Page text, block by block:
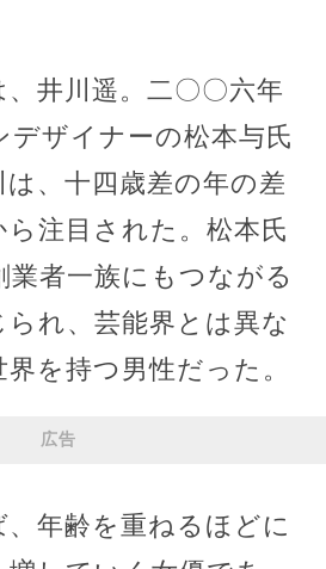
井川遥。二〇〇六年
デザイナーの松本与氏
、十四歳差の年の差
注目された。松本氏
者一族にもつながる
られ、芸能界とは異な
を持つ男性だった。
広告
年齢を重ねるほどに